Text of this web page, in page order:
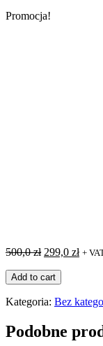
Promocja!
500,0zł Pierwotna
wynosiła:
299,0 zł +
ilość
PRO
dla
poczatkujących
(live
Add to cart
Kategoria: Bez
Podobne